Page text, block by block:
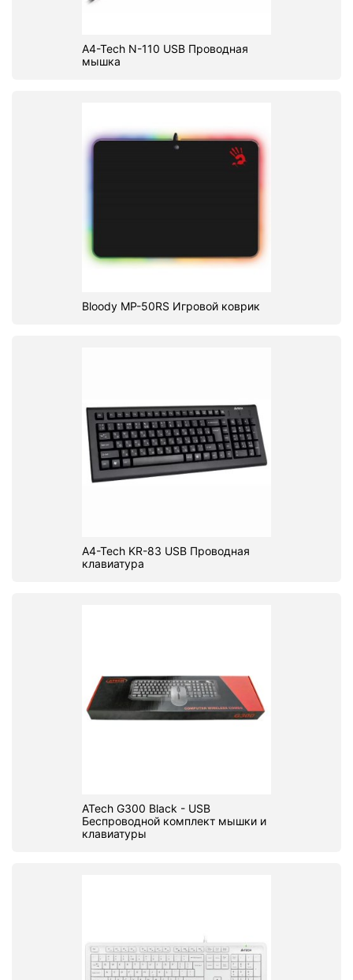
A4-Tech N-110 USB Проводная
мышка
Bloody MP-50RS Игровой коврик
A4-Tech KR-83 USB Проводная
клавиатура
ATech G300 Black - USB
Беспроводной комплект мышки и
клавиатуры